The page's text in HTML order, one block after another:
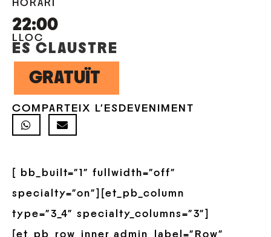
HORARI
22:00
LLOC
ES CLAUSTRE
GRATUÏT
COMPARTEIX L'ESDEVENIMENT
[ bb_built=”1″ fullwidth=”off”
specialty=”on”][et_pb_column
type=”3_4″ specialty_columns=”3″]